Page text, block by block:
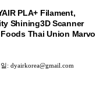
PLA+ Filament,
Shining3D Scanner
Thai Union Marvo
일: dyairkorea@gmail.com